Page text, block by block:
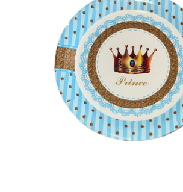
lumineuse
Décoration à
thème
Décoration de